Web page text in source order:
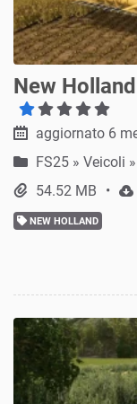
New
aggiornato 6
FS25 » Veicoli
54.52 MB
NEW HOLLAND